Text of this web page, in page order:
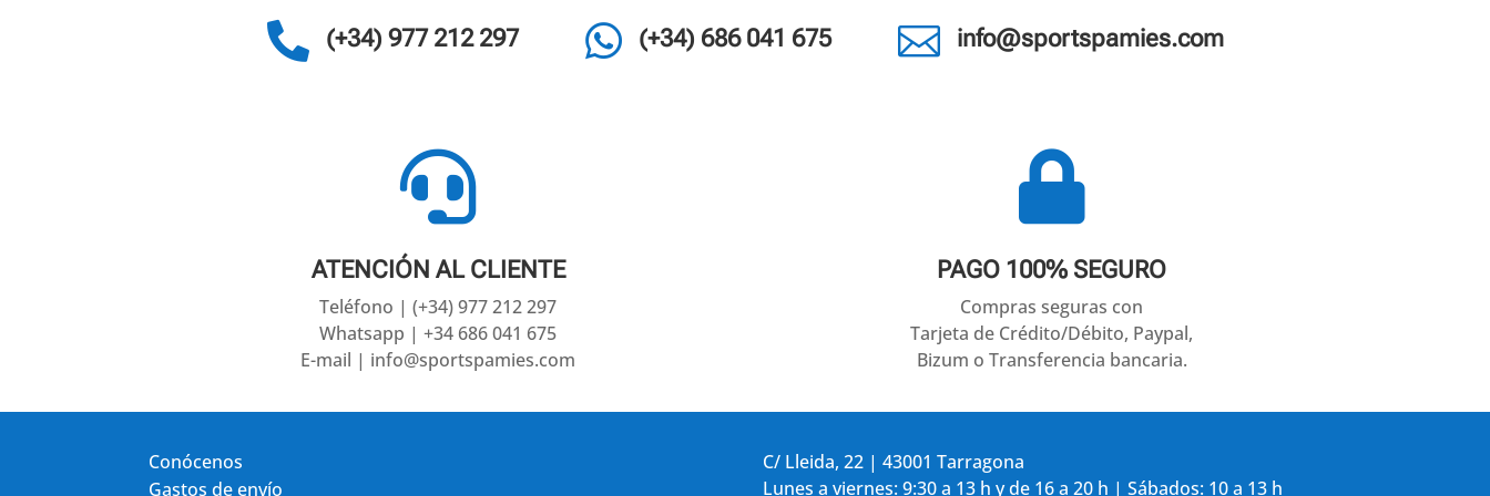
 (+34) 977 212 297  (+34) 686 041 675  info@sportspamies.com

ATENCIÓN AL CLIENTE
Teléfono | (+34) 977 212 297
Whatsapp | +34 686 041 675
E-mail | info@sportspamies.com

PAGO 100% SEGURO
Compras seguras con
Tarjeta de Crédito/Débito, Paypal,
Bizum o Transferencia bancaria.
Conócenos
Gastos de envío
C/ Lleida, 22 | 43001 Tarragona
Lunes a viernes: 9:30 a 13 h y de 16 a 20 h | Sábados: 10 a 13 h